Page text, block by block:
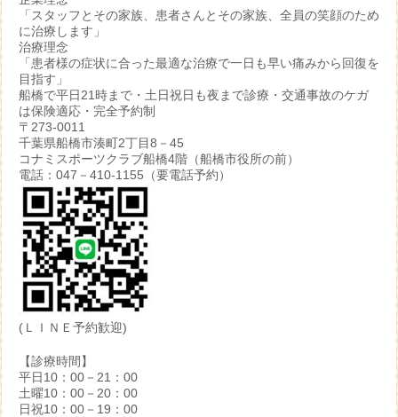
「スタッフとその家族、患者さんとその家族、全員の笑顔のため
に治療します」
治療理念
「患者様の症状に合った最適な治療で一日も早い痛みから回復を
目指す」
船橋で平日21時まで・土日祝日も夜まで診療・交通事故のケガ
は保険適応・完全予約制
〒273-0011
千葉県船橋市湊町2丁目8－45
コナミスポーツクラブ船橋4階（船橋市役所の前）
電話：047－410-1155（要電話予約）
(ＬＩＮＥ予約歓迎)
【診療時間】
平日10：00－21：00
土曜10：00－20：00
日祝10：00－19：00